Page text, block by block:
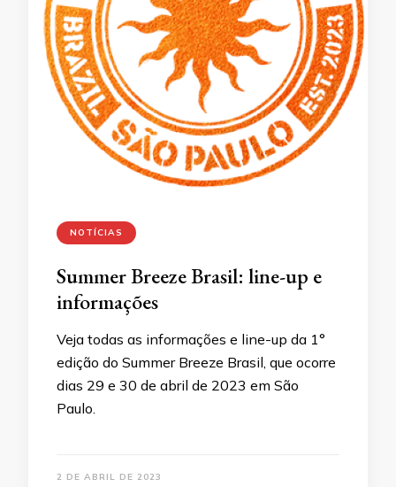
NOTÍCIAS
Summer Breeze Brasil: line-up e
informações
Veja todas as informações e line-up da 1°
edição do Summer Breeze Brasil, que ocorre
dias 29 e 30 de abril de 2023 em São
Paulo.
2 DE ABRIL DE 2023